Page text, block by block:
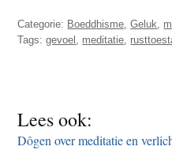
Categorie: Boeddhisme,Geluk,
Tags:gevoel , meditatie,
Lees ook:
Dôgen over meditatie en